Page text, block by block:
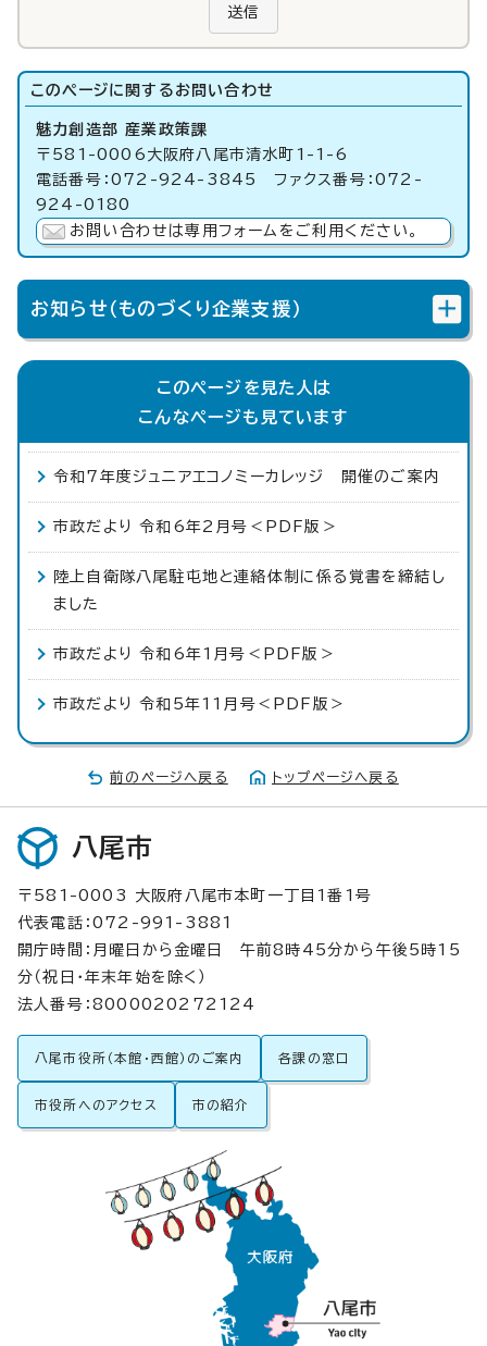
送信
このページに関する お問い合わせ
魅力創造部 産業政策課
〒581-0006大阪府八尾市清水町1-1-6
電話番号：072-924-3845 ファクス番号：072-
924-0180
お問い合わせは専用フォームをご利用ください。
お知らせ（ものづくり企業支援）
このページを見た人は
こんなページも見ています
令和7年度ジュニアエコノミーカレッジ 開催のご案内
市政だより 令和6年2月号＜PDF版＞
陸上自衛隊八尾駐屯地と連絡体制に係る覚書を締結し
ました
市政だより 令和6年1月号＜PDF版＞
市政だより 令和5年11月号＜PDF版＞
前のページへ戻る トップページへ戻る
八尾市
〒581-0003 大阪府八尾市本町一丁目1番1号
代表電話：072-991-3881
開庁時間：月曜日から金曜日 午前8時45分から午後5時15
分（祝日・年末年始を除く）
法人番号：8000020272124
八尾市役所（本館・西館）のご案内 各課の窓口
市役所へのアクセス 市の紹介